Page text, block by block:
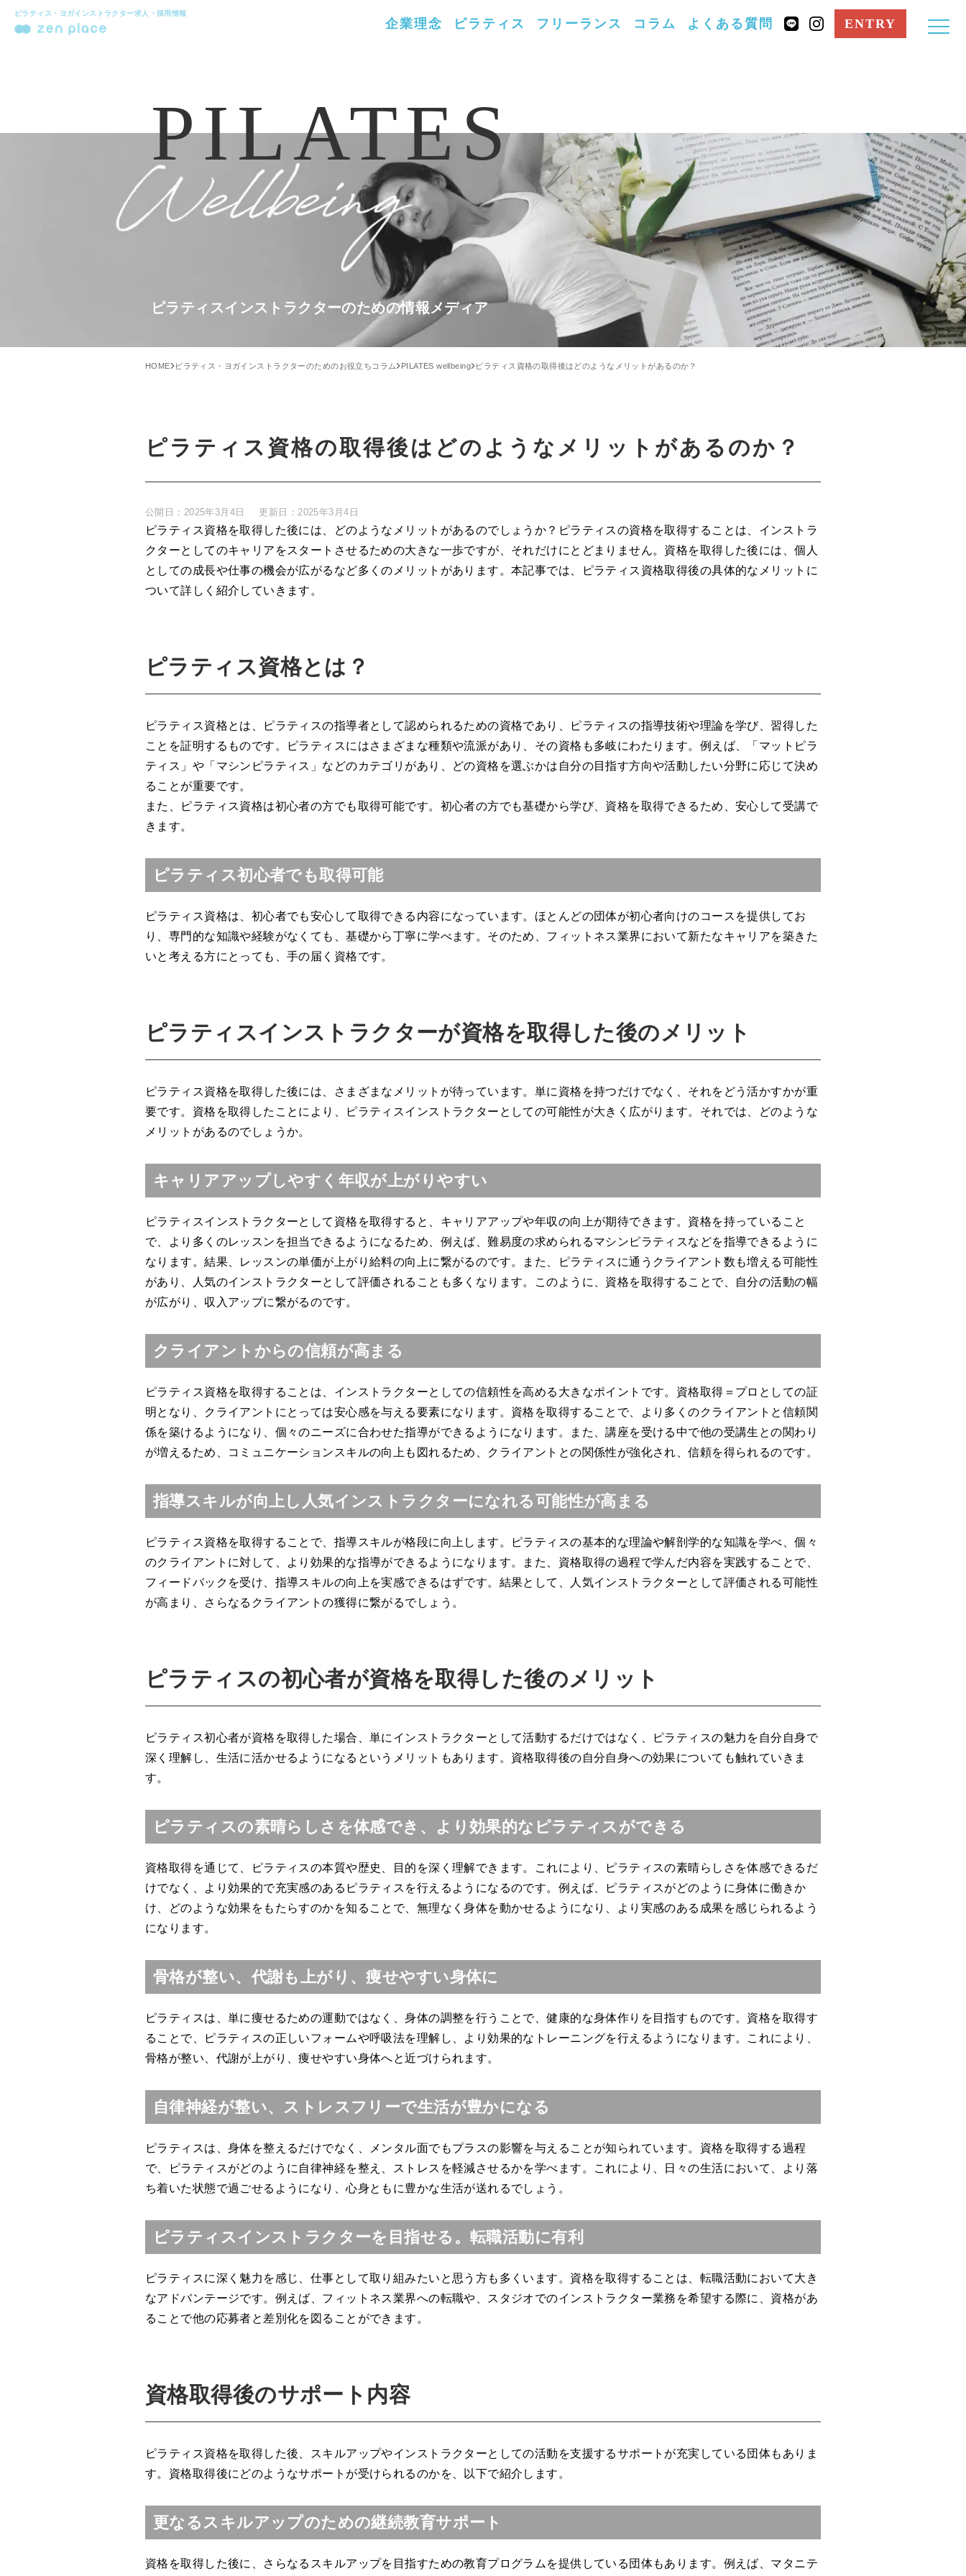
ピラティス・ヨガインストラクター求人・採用情報
企業理念 ピラティス フリーランス コラム よくある質問 ENTRY
PILATES
ピラティスインストラクターのための情報メディア
HOME ピラティス・ヨガインストラクターのためのお役立ちコラム PILATES wellbeing ピラティス資格の取得後はどのようなメリットがあるのか？
ピラティス資格の取得後はどのようなメリットがあるのか？
公開日： 2025年3月4日 更新日： 2025年3月4日
ピラティス資格を取得した後には、どのようなメリットがあるのでしょうか？ピラティスの資格を取得することは、インストラ
クターとしてのキャリアをスタートさせるための大きな一歩ですが、それだけにとどまりません。資格を取得した後には、個人
としての成長や仕事の機会が広がるなど多くのメリットがあります。本記事では、ピラティス資格取得後の具体的なメリットに
ついて詳しく紹介していきます。
ピラティス資格とは？
ピラティス資格とは、ピラティスの指導者として認められるための資格であり、ピラティスの指導技術や理論を学び、習得した
ことを証明するものです。ピラティスにはさまざまな種類や流派があり、その資格も多岐にわたります。例えば、「マットピラ
ティス」や「マシンピラティス」などのカテゴリがあり、どの資格を選ぶかは自分の目指す方向や活動したい分野に応じて決め
ることが重要です。
また、ピラティス資格は初心者の方でも取得可能です。初心者の方でも基礎から学び、資格を取得できるため、安心して受講で
きます。
ピラティス初心者でも取得可能
ピラティス資格は、初心者でも安心して取得できる内容になっています。ほとんどの団体が初心者向けのコースを提供してお
り、専門的な知識や経験がなくても、基礎から丁寧に学べます。そのため、フィットネス業界において新たなキャリアを築きた
いと考える方にとっても、手の届く資格です。
ピラティスインストラクターが資格を取得した後のメリット
ピラティス資格を取得した後には、さまざまなメリットが待っています。単に資格を持つだけでなく、それをどう活かすかが重
要です。資格を取得したことにより、ピラティスインストラクターとしての可能性が大きく広がります。それでは、どのような
メリットがあるのでしょうか。
キャリアアップしやすく年収が上がりやすい
ピラティスインストラクターとして資格を取得すると、キャリアアップや年収の向上が期待できます。資格を持っていること
で、より多くのレッスンを担当できるようになるため、例えば、難易度の求められるマシンピラティスなどを指導できるように
なります。結果、レッスンの単価が上がり給料の向上に繋がるのです。また、ピラティスに通うクライアント数も増える可能性
があり、人気のインストラクターとして評価されることも多くなります。このように、資格を取得することで、自分の活動の幅
が広がり、収入アップに繋がるのです。
クライアントからの信頼が高まる
ピラティス資格を取得することは、インストラクターとしての信頼性を高める大きなポイントです。資格取得＝プロとしての証
明となり、クライアントにとっては安心感を与える要素になります。資格を取得することで、より多くのクライアントと信頼関
係を築けるようになり、個々のニーズに合わせた指導ができるようになります。また、講座を受ける中で他の受講生との関わり
が増えるため、コミュニケーションスキルの向上も図れるため、クライアントとの関係性が強化され、信頼を得られるのです。
指導スキルが向上し人気インストラクターになれる可能性が高まる
ピラティス資格を取得することで、指導スキルが格段に向上します。ピラティスの基本的な理論や解剖学的な知識を学べ、個々
のクライアントに対して、より効果的な指導ができるようになります。また、資格取得の過程で学んだ内容を実践することで、
フィードバックを受け、指導スキルの向上を実感できるはずです。結果として、人気インストラクターとして評価される可能性
が高まり、さらなるクライアントの獲得に繋がるでしょう。
ピラティスの初心者が資格を取得した後のメリット
ピラティス初心者が資格を取得した場合、単にインストラクターとして活動するだけではなく、ピラティスの魅力を自分自身で
深く理解し、生活に活かせるようになるというメリットもあります。資格取得後の自分自身への効果についても触れていきま
す。
ピラティスの素晴らしさを体感でき、より効果的なピラティスができる
資格取得を通じて、ピラティスの本質や歴史、目的を深く理解できます。これにより、ピラティスの素晴らしさを体感できるだ
けでなく、より効果的で充実感のあるピラティスを行えるようになるのです。例えば、ピラティスがどのように身体に働きか
け、どのような効果をもたらすのかを知ることで、無理なく身体を動かせるようになり、より実感のある成果を感じられるよう
になります。
骨格が整い、代謝も上がり、痩せやすい身体に
ピラティスは、単に痩せるための運動ではなく、身体の調整を行うことで、健康的な身体作りを目指すものです。資格を取得す
ることで、ピラティスの正しいフォームや呼吸法を理解し、より効果的なトレーニングを行えるようになります。これにより、
骨格が整い、代謝が上がり、痩せやすい身体へと近づけられます。
自律神経が整い、ストレスフリーで生活が豊かになる
ピラティスは、身体を整えるだけでなく、メンタル面でもプラスの影響を与えることが知られています。資格を取得する過程
で、ピラティスがどのように自律神経を整え、ストレスを軽減させるかを学べます。これにより、日々の生活において、より落
ち着いた状態で過ごせるようになり、心身ともに豊かな生活が送れるでしょう。
ピラティスインストラクターを目指せる。転職活動に有利
ピラティスに深く魅力を感じ、仕事として取り組みたいと思う方も多くいます。資格を取得することは、転職活動において大き
なアドバンテージです。例えば、フィットネス業界への転職や、スタジオでのインストラクター業務を希望する際に、資格があ
ることで他の応募者と差別化を図ることができます。
資格取得後のサポート内容
ピラティス資格を取得した後、スキルアップやインストラクターとしての活動を支援するサポートが充実している団体もありま
す。資格取得後にどのようなサポートが受けられるのかを、以下で紹介します。
更なるスキルアップのための継続教育サポート
資格を取得した後に、さらなるスキルアップを目指すための教育プログラムを提供している団体もあります。例えば、マタニテ